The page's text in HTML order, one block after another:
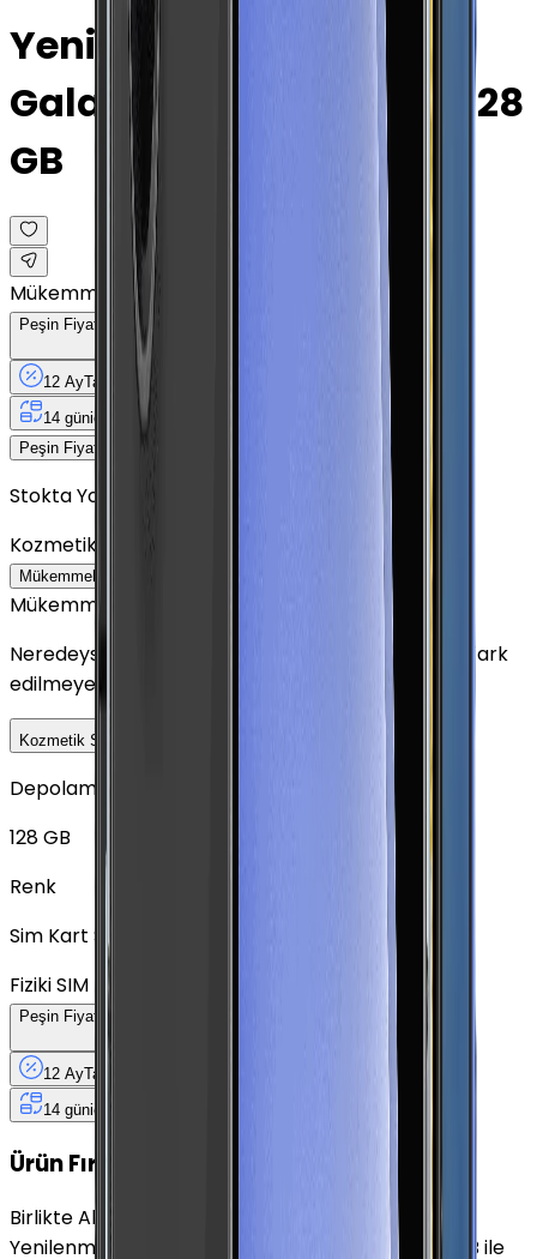
Yenilenmiş Samsung
Galaxy Z Flip3 Lavanta 128
GB
Mükemmel
Peşin Fiyatına 12Taksit
12 AyTaksit
gününde
14 güniçinde iade
Peşin Fiyatına
Stokta Yok
Kozmetik Durumu
Mükemmel
Mükemmel
Neredeyse sıfır ayarında görünüm. Kullanım izleri fark
edilmeyecek seviyededir.
Kozmetik Seçeneklerini Karşılaştır
Depolama
128 GB
Renk
Sim Kart Seçimi
Fiziki SIM
Peşin Fiyatına
12 AyTaksit
gününde
14 güniçinde iade
Ürün Fırsatları
Birlikte Al
Yenilenmiş Samsung Galaxy Z Flip3 Lavanta 128 GB ile